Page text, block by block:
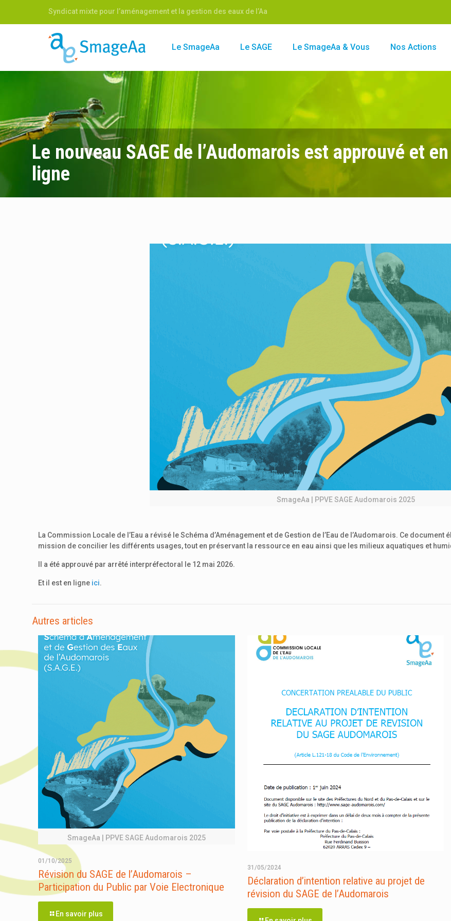
Syndicat mixte pour l’aménagement et la gestion des eaux de l’Aa
Le SmageAa Le SAGE Le SmageAa & Vous Nos Actions
Le nouveau SAGE de l’Audomarois est approuvé et en
ligne
SmageAa | PPVE SAGE Audomarois 2025
La Commission Locale de l’Eau a révisé le Schéma d’Aménagement et de Gestion de l’Eau de l’Audomarois. Ce
mission de concilier les différents usages, tout en préservant la ressource en eau ainsi que les milieux aquatiques et
Il a été approuvé par arrêté interpréfectoral le 12 mai 2026.
Et il est en ligne ici.
Autres articles
SmageAa | PPVE SAGE Audomarois 2025
01/10/2025
Révision du SAGE de l’Audomarois –
Participation du Public par Voie Electronique
En savoir plus
31/05/2024
Déclaration d’intention relative au projet de
révision du SAGE de l’Audomarois